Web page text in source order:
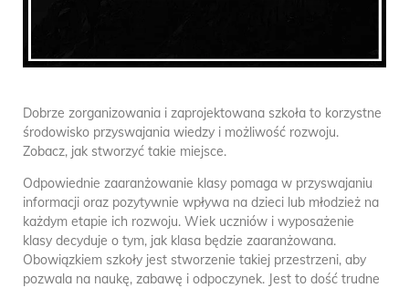
Dobrze zorganizowania i zaprojektowana szkoła to korzystne
środowisko przyswajania wiedzy i możliwość rozwoju.
Zobacz, jak stworzyć takie miejsce.
Odpowiednie zaaranżowanie klasy pomaga w przyswajaniu
informacji oraz pozytywnie wpływa na dzieci lub młodzież na
każdym etapie ich rozwoju. Wiek uczniów i wyposażenie
klasy decyduje o tym, jak klasa będzie zaaranżowana.
Obowiązkiem szkoły jest stworzenie takiej przestrzeni, aby
pozwala na naukę, zabawę i odpoczynek. Jest to dość trudne